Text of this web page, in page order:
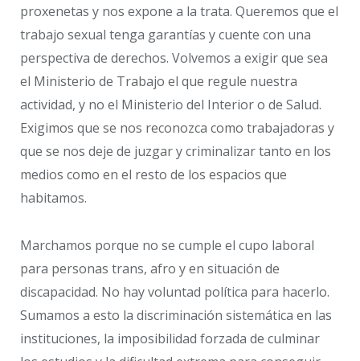
proxenetas y nos expone a la trata. Queremos que el
trabajo sexual tenga garantías y cuente con una
perspectiva de derechos. Volvemos a exigir que sea
el Ministerio de Trabajo el que regule nuestra
actividad, y no el Ministerio del Interior o de Salud.
Exigimos que se nos reconozca como trabajadoras y
que se nos deje de juzgar y criminalizar tanto en los
medios como en el resto de los espacios que
habitamos.
Marchamos porque no se cumple el cupo laboral
para personas trans, afro y en situación de
discapacidad. No hay voluntad política para hacerlo.
Sumamos a esto la discriminación sistemática en las
instituciones, la imposibilidad forzada de culminar